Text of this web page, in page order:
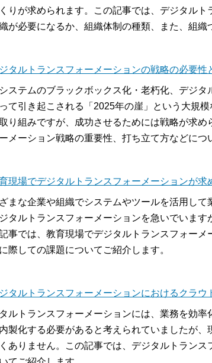
りが求められます。この記事では、デジタル
が必要になるか、組織体制の種類、また、組織
タルトランスフォーメーションの戦略の必要性
ステムのブラックボックス化・老朽化、デジ
て引き起こされる「2025年の崖」という大規
り組みですが、成功させるためには戦略が求
メーション戦略の重要性、打ち立て方などにつ
現場でデジタルトランスフォーメーションが求
まな企業や組織でシステムやツールを活用し
タルトランスフォーメーションを急いでいます
事では、教育現場でデジタルトランスフォーメ
際しての課題についてご紹介します。
タルトランスフォーメーションにおけるクラウ
ルトランスフォーメーションには、業務を効
製化する必要があると考えられていましたが
ありません。この記事では、デジタルトラン